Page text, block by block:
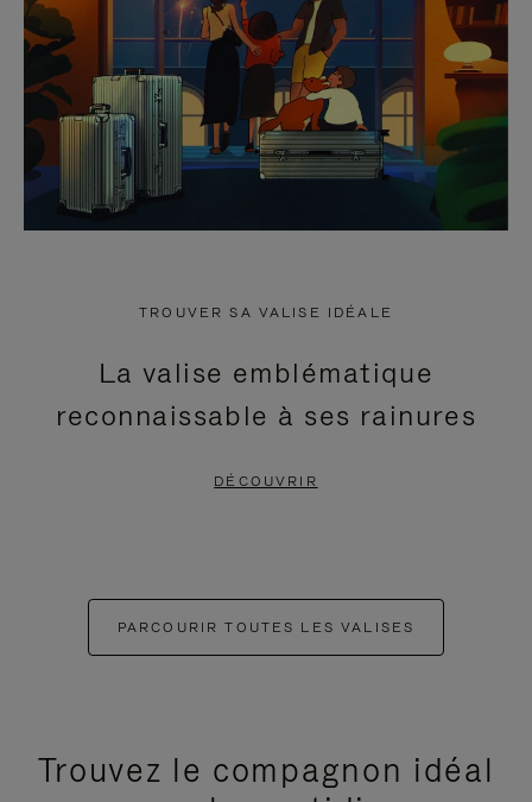
TROUVER SA VALISE IDÉALE
La valise emblématique
reconnaissable à ses rainures
DÉCOUVRIR
PARCOURIR TOUTES LES VALISES
Trouvez le compagnon idéal